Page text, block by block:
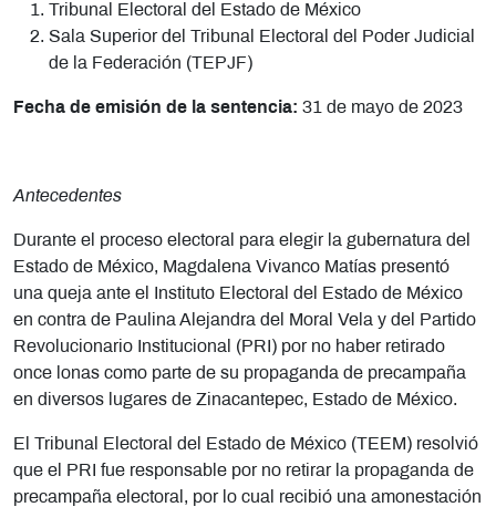
Tribunal Electoral del Estado de México
Sala Superior del Tribunal Electoral del Poder Judicial
de la Federación (TEPJF)
Fecha de emisión de la sentencia: 31 de mayo de 2023
Antecedentes
Durante el proceso electoral para elegir la gubernatura del
Estado de México, Magdalena Vivanco Matías presentó
una queja ante el Instituto Electoral del Estado de México
en contra de Paulina Alejandra del Moral Vela y del Partido
Revolucionario Institucional (PRI) por no haber retirado
once lonas como parte de su propaganda de precampaña
en diversos lugares de Zinacantepec, Estado de México.
El Tribunal Electoral del Estado de México (TEEM) resolvió
que el PRI fue responsable por no retirar la propaganda de
precampaña electoral, por lo cual recibió una amonestación